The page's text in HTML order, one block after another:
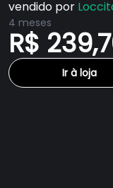
vendido por
4 meses
R$
Ir à loja